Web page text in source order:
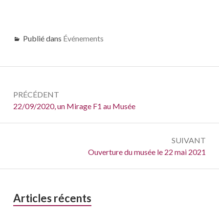
Publié dans Événements
de
l’article
PRÉCÉDENT
Précédent :
22/09/2020, un Mirage F1 au Musée
SUIVANT
Suivant :
Ouverture du musée le 22 mai 2021
Barre
Articles récents